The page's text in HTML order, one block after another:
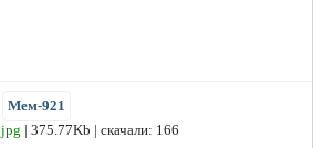
Мем-921
jpg | 375.77Kb | скачали: 166